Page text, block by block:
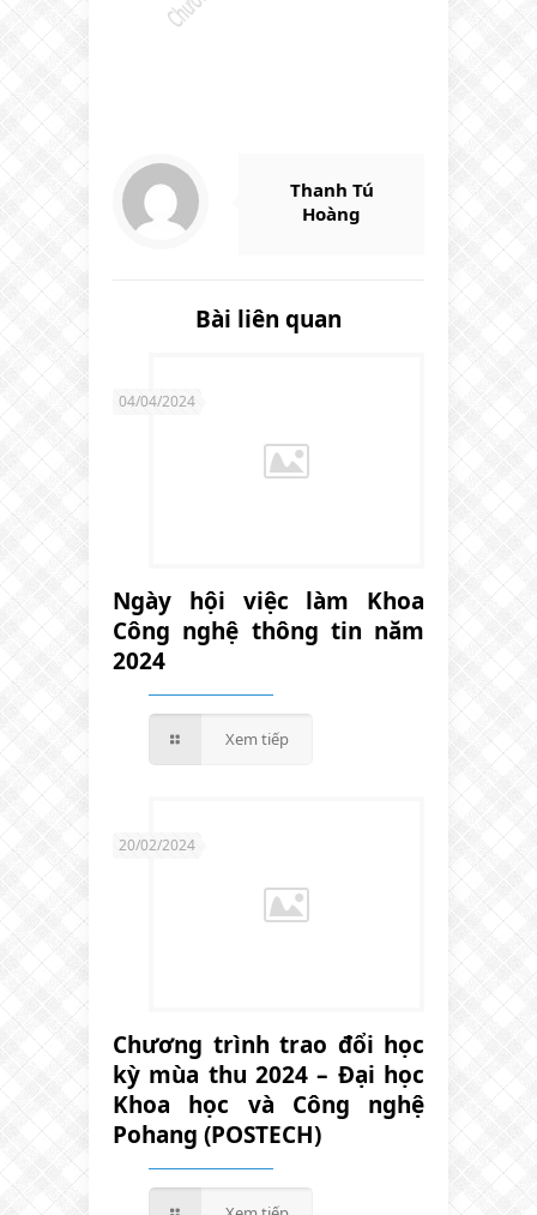
Thanh Tú
Hoàng
Bài liên quan
04/04/2024
Ngày hội việc làm Khoa
Công nghệ thông tin năm
2024
Xem tiếp
20/02/2024
Chương trình trao đổi học
kỳ mùa thu 2024 – Đại học
Khoa học và Công nghệ
Pohang (POSTECH)